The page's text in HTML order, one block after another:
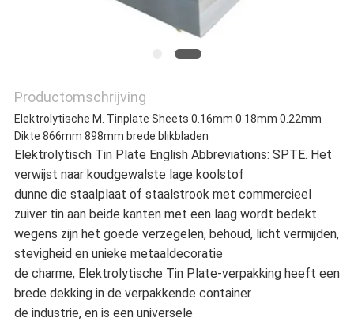
Productomschrijving
Elektrolytische M. Tinplate Sheets 0.16mm 0.18mm 0.22mm
Dikte 866mm 898mm brede blikbladen
Elektrolytisch Tin Plate English Abbreviations: SPTE. Het
verwijst naar koudgewalste lage koolstof
dunne die staalplaat of staalstrook met commercieel
zuiver tin aan beide kanten met een laag wordt bedekt.
wegens zijn het goede verzegelen, behoud, licht vermijden,
stevigheid en unieke metaaldecoratie
de charme, Elektrolytische Tin Plate-verpakking heeft een
brede dekking in de verpakkende container
de industrie, en is een universele